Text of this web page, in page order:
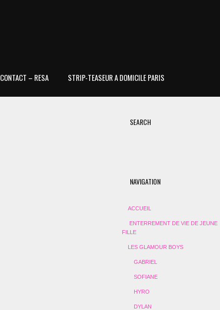
CONTACT – RESA STRIP-TEASEUR A DOMICILE PARIS
SEARCH
NAVIGATION
ACCUEIL
ENTERREMENT DE VIE DE JEUNE
FILLE
LES GLAMOUR BOYS
GABRIEL
SOFIANE
HYRO
DYLAN